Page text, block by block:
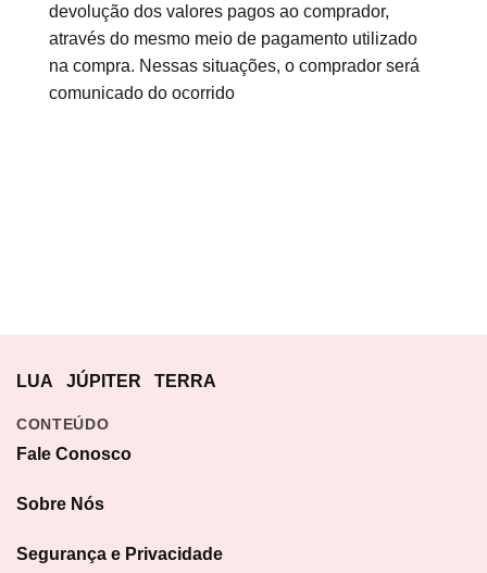
devolução dos valores pagos ao comprador,
através do mesmo meio de pagamento utilizado
na compra. Nessas situações, o comprador será
comunicado do ocorrido
LUA JÚPITER TERRA
CONTEÚDO
Fale Conosco
Sobre Nós
Segurança e Privacidade